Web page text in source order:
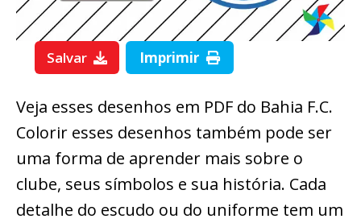
Salvar Imprimir
Veja esses desenhos em PDF do Bahia F.C.
Colorir esses desenhos também pode ser
uma forma de aprender mais sobre o
clube, seus símbolos e sua história. Cada
detalhe do escudo ou do uniforme tem um